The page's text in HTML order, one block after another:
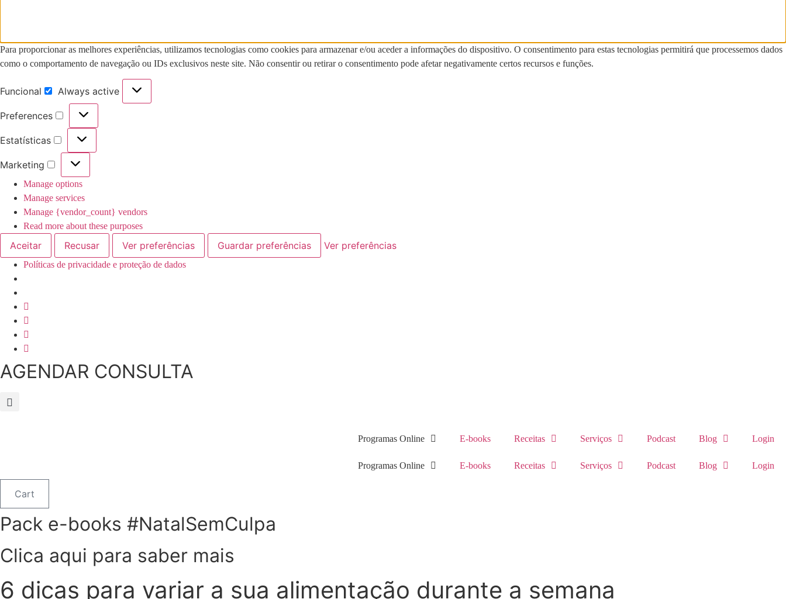
Para proporcionar as melhores experiências, utilizamos tecnologias como cookies para armazenar e/ou aceder a informações do dispositivo. O consentimento para estas tecnologias permitirá que processemos dados
como o comportamento de navegação ou IDs exclusivos neste site. Não consentir ou retirar o consentimento pode afetar negativamente certos recursos e funções.
Funcional Funcional
Always active
Preferences
Preferences
Estatísticas
Estatísticas
Marketing
Marketing
Manage options
Manage services
Manage {vendor_count} vendors
Read more about these purposes
Aceitar Recusar Ver preferências Guardar preferências Ver preferências
Políticas de privacidade e proteção de dados
Skip
content
AGENDAR CONSULTA
Programas Online E-books Receitas Serviços Podcast Blog Login
Programas Online E-books Receitas Serviços Podcast Blog Login
Cart
Pack e-books #NatalSemCulpa
Clica aqui para saber mais
6 dicas para variar a sua alimentação durante a semana